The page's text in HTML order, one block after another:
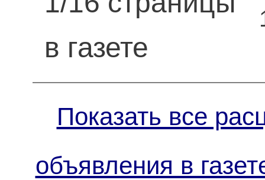
в газете
Показать все
объявления в